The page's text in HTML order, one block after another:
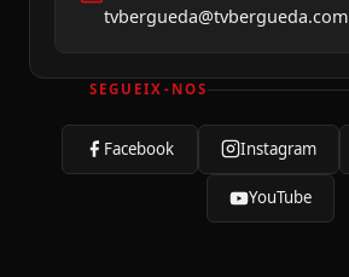
tvbergueda@tvbergueda.com
SEGUEIX-NOS
Facebook Instagram
YouTube